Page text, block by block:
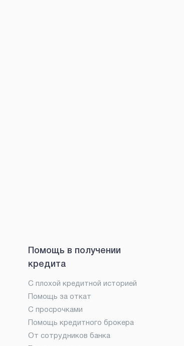
Помощь в получении
кредита
С плохой кредитной историей
Помощь за откат
С просрочками
Помощь кредитного брокера
От сотрудников банка